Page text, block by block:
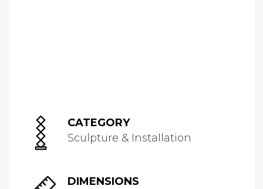
CATEGORY
Sculpture & Installation
DIMENSIONS